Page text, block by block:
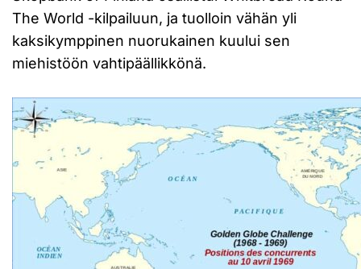
The World -kilpailuun, ja tuolloin vähän yli
kaksikymppinen nuorukainen kuului sen
miehistöön vahtipäällikkönä.